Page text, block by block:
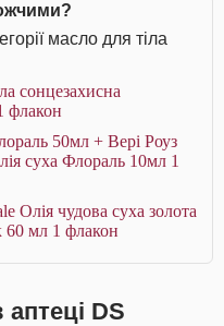
масло для тіла
сонцезахисна
флакон
50мл + Вері Роуз
суха Флораль 10мл 1
Олія чудова суха золота
60 мл 1 флакон
DS